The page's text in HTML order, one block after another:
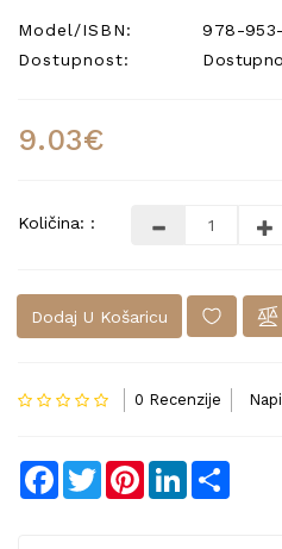
Model/ISBN:
978-
Dostupnost:
Dostupno
9.03€
Količina: :
Dodaj U Košaricu
0 Recenzije
Facebook
TwitterPinterestLinkedIn